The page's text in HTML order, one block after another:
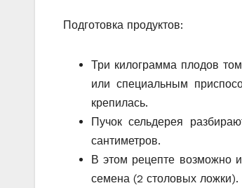
Подготовка продуктов:
Три килограмма плодов
или специальным
крепилась.
Пучок сельдерея
сантиметров.
В этом рецепте возможно
семена (2 столовых ложки).